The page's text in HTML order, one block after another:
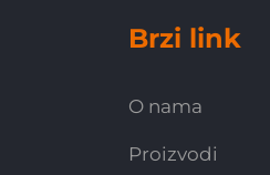
Brzi link
O nama
Proizvodi